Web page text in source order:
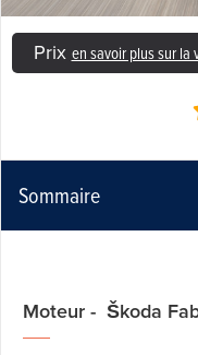
Prix en savoir plus sur la
Sommaire
Moteur - Škoda